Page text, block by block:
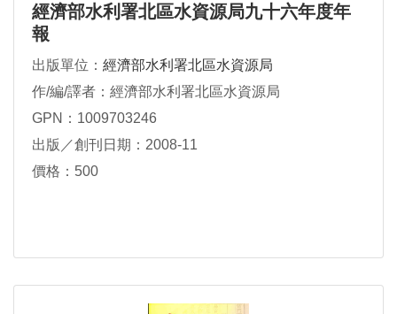
經濟部水利署北區水資源局九十六年度年
報
出版單位： 經濟部水利署北區水資源局
作/編/譯者：經濟部水利署北區水資源局
GPN：1009703246
出版／創刊日期：2008-11
價格：500